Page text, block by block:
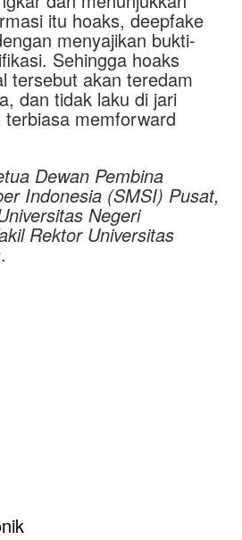
itu hoaks, deepfake
menyajikan bukti-
Sehingga hoaks
tersebut akan teredam
dan tidak laku di jari
memforward
Dewan Pembina
Indonesia (SMSI) Pusat,
Negeri
Rektor Universitas
.